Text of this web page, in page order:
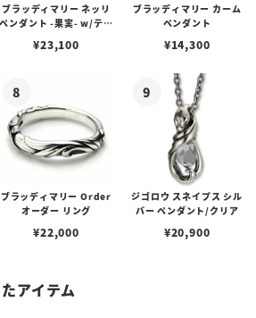
ブラッディマリー ネッリ
ペンダント -果実- w/ティ
¥23,100
ブラッディマリー カーム
ペンダント
¥14,300
ブラッディマリー Order
オーダー リング
¥22,000
ジゴロウ スネイプス シル
バー ペンダント/クリア
¥20,900
アイテム